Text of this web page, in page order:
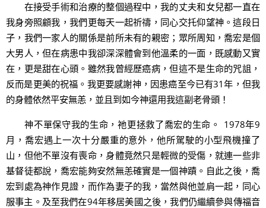
在接受手術和治療的整個過程中，我的丈夫和女兒都一直在
我身旁照顧我，我們更每天一起祈禱，同心交托仰望神。這段日
子，我們一家人的關係是前所未有的親密；眾所周知，喬宏是個
大男人，但在病患中我卻深深體會到他溫柔的一面，既感動又實
在，更是甜在心頭。雖然我曾經歷癌病，但這不是生命的咒詛，
反而是更美的祝福。我更要感謝神，因患癌至今已有31年，但我
的身體依然平安無恙，並且到如今神還用我這副老骨頭！
神不單保守我的生命，祂更拯救了喬宏的生命。 1978年9
月，喬宏遇上一次十分嚴重的意外，他所駕駛的小型飛機撞了
山，但他不單沒有喪命，身體竟然只是輕微的受傷，就連一些非
基督徒都說，喬宏能夠安然無恙確實是一個神蹟。自此之後，喬
宏到處為神作見證，而作為妻子的我，當然與他並肩一起，同心
服事主。及至我們在94年移居美國之後，我們仍繼續參與傳福音